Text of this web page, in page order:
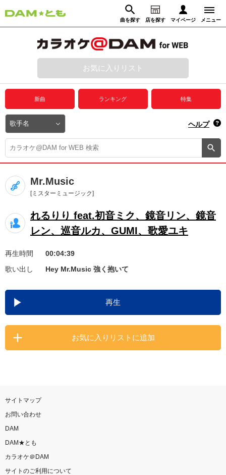
曲を探す 店を探す マイページ メニュー
動画からさがす 録音からさがす
ログイン
プレミアムサービス
DAM★とも動画
DAM★とも録音
カラオケ＠DAM
ユーザー検索
キャンペーン
自宅でカラオケ歌い放題！
お気に入りリスト
新曲 ランキング 特集
ヘルプ
Mr.Music
[ミスターミュージック]
れるりり feat.初音ミク、鏡音リン、鏡音
レン、巡音ルカ、GUMI、歌愛ユキ
再生時間
00:04:39
歌い出し
Hey Mr.Music 強く抱いて
再生
お気に入りリストに追加
サイトマップ
お問い合わせ
DAM
DAM★とも
カラオケ＠DAM
サイトのご利用について